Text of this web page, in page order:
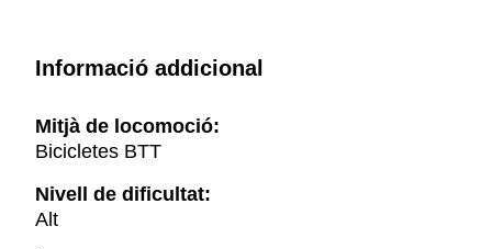
Informació addicional
Mitjà de locomoció:
Bicicletes BTT
Nivell de dificultat:
Alt